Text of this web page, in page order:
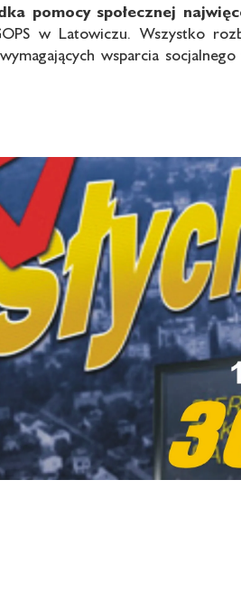
pomocy społecznej
w Latowiczu. Wszystko
wsparcia